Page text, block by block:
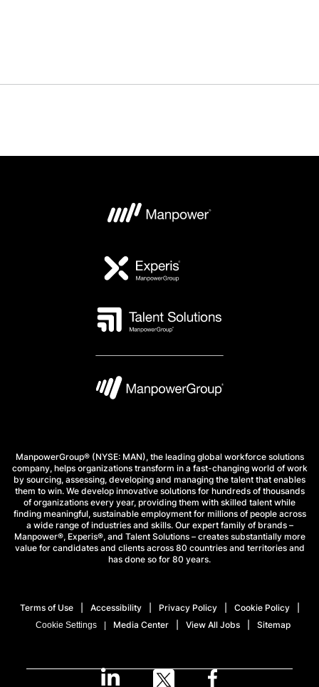
ManpowerGroup® (NYSE: MAN), the leading global workforce solutions
company, helps organizations transform in a fast-changing world of work
by sourcing, assessing, developing and managing the talent that enables
them to win. We develop innovative solutions for hundreds of thousands
of organizations every year, providing them with skilled talent while
finding meaningful, sustainable employment for millions of people across
a wide range of industries and skills. Our expert family of brands –
Manpower®, Experis®, and Talent Solutions – creates substantially more
value for candidates and clients across 80 countries and territories and
has done so for 80 years.
Terms of Use Accessibility Privacy Policy Cookie Policy
Cookie Settings Media Center View All Jobs Sitemap